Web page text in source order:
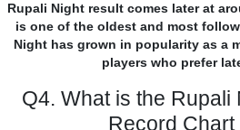
Rupali Night result comes later at
is one of the oldest and most
Night has grown in popularity as a
players who prefer
Q4. What is the Rupali
Record Chart